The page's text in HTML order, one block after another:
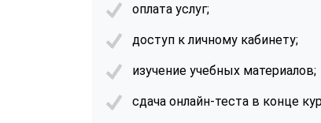
оплата услуг;
доступ к личному кабинету;
изучение учебных материалов;
сдача онлайн-теста в конце